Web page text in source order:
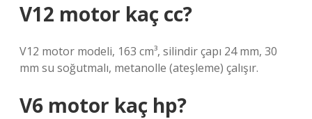
V12 motor kaç cc?
V12 motor modeli, 163 cm³, silindir çapı 24 mm, 30
mm su soğutmalı, metanolle (ateşleme) çalışır.
V6 motor kaç hp?